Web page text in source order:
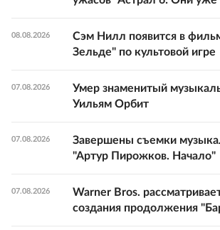
08.08.2026
Сэм Нилл появится в
Зельде" по культовой игре
07.08.2026
Умер знаменитый
Уильям Орбит
07.08.2026
Завершены съемки
"Артур Пирожков. Начало"
07.08.2026
Warner Bros.
создания продолжения